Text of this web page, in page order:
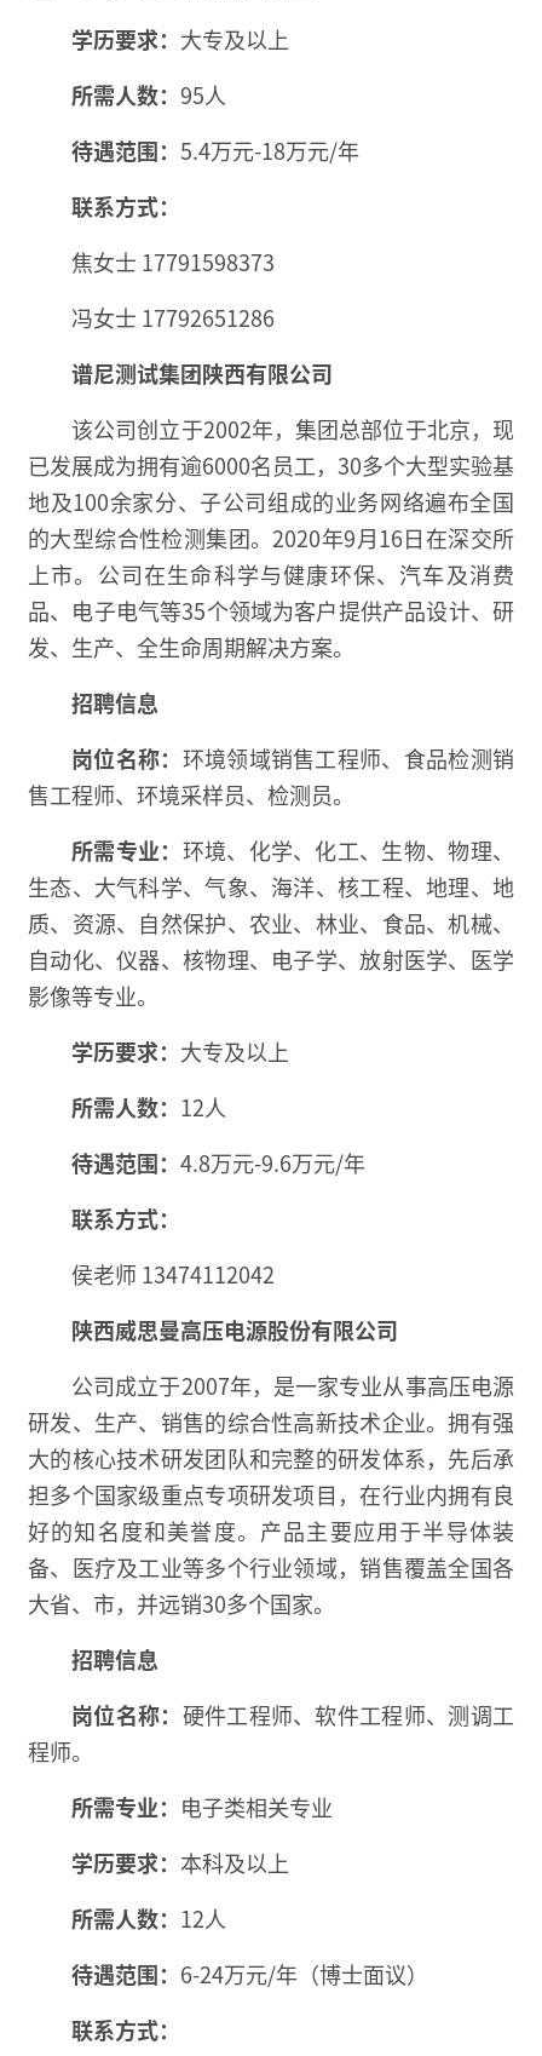
学历要求： 大专及以上
所需人数： 95人
待遇范围： 5.4万元-18万元/年
联系方式：
焦女士 17791598373
冯女士 17792651286
谱尼测试集团陕西有限公司
该公司创立于2002年，集团总部位于北京，现
已发展成为拥有逾6000名员工，30多个大型实验基
地及100余家分、子公司组成的业务网络遍布全国
的大型综合性检测集团。2020年9月16日在深交所
上市。公司在生命科学与健康环保、汽车及消费
品、电子电气等35个领域为客户提供产品设计、研
发、生产、全生命周期解决方案。
招聘信息
岗位名称： 环境领域销售工程师、食品检测销
售工程师、环境采样员、检测员。
所需专业： 环境、化学、化工、生物、物理、
生态、大气科学、气象、海洋、核工程、地理、地
质、资源、自然保护、农业、林业、食品、机械、
自动化、仪器、核物理、电子学、放射医学、医学
影像等专业。
学历要求： 大专及以上
所需人数： 12人
待遇范围： 4.8万元-9.6万元/年
联系方式：
侯老师 13474112042
陕西威思曼高压电源股份有限公司
公司成立于2007年，是一家专业从事高压电源
研发、生产、销售的综合性高新技术企业。拥有强
大的核心技术研发团队和完整的研发体系，先后承
担多个国家级重点专项研发项目，在行业内拥有良
好的知名度和美誉度。产品主要应用于半导体装
备、医疗及工业等多个行业领域，销售覆盖全国各
大省、市，并远销30多个国家。
招聘信息
岗位名称： 硬件工程师、软件工程师、测调工
程师。
所需专业： 电子类相关专业
学历要求： 本科及以上
所需人数： 12人
待遇范围： 6-24万元/年（博士面议）
联系方式：